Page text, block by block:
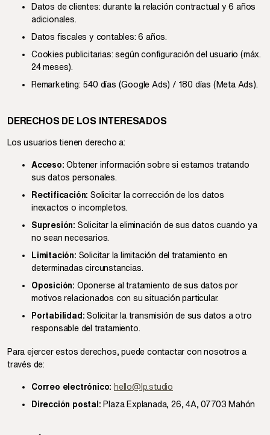
Datos de clientes: durante la relación contractual y 6 años
adicionales.
Datos fiscales y contables: 6 años.
Cookies publicitarias: según configuración del usuario (máx.
24 meses).
Remarketing: 540 días (Google Ads) / 180 días (Meta Ads).
DERECHOS DE LOS INTERESADOS
Los usuarios tienen derecho a:
Acceso: Obtener información sobre si estamos tratando
sus datos personales.
Rectificación: Solicitar la corrección de los datos
inexactos o incompletos.
Supresión: Solicitar la eliminación de sus datos cuando ya
no sean necesarios.
Limitación: Solicitar la limitación del tratamiento en
determinadas circunstancias.
Oposición: Oponerse al tratamiento de sus datos por
motivos relacionados con su situación particular.
Portabilidad: Solicitar la transmisión de sus datos a otro
responsable del tratamiento.
Para ejercer estos derechos, puede contactar con nosotros a
través de:
Correo electrónico: hello@lp.studio
Dirección postal: Plaza Explanada, 26, 4A, 07703 Mahón